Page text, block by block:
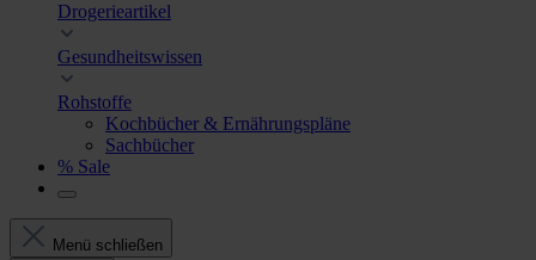
Drogerieartikel
Gesundheitswissen
Rohstoffe
Kochbücher & Ernährungspläne
Sachbücher
% Sale
Menü schließen